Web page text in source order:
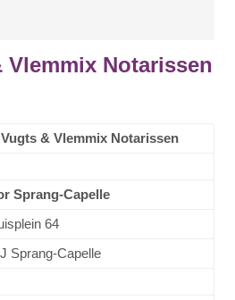
Vlemmix Notarissen
& Vlemmix Notarissen
Sprang-Capelle
64
Sprang-Capelle